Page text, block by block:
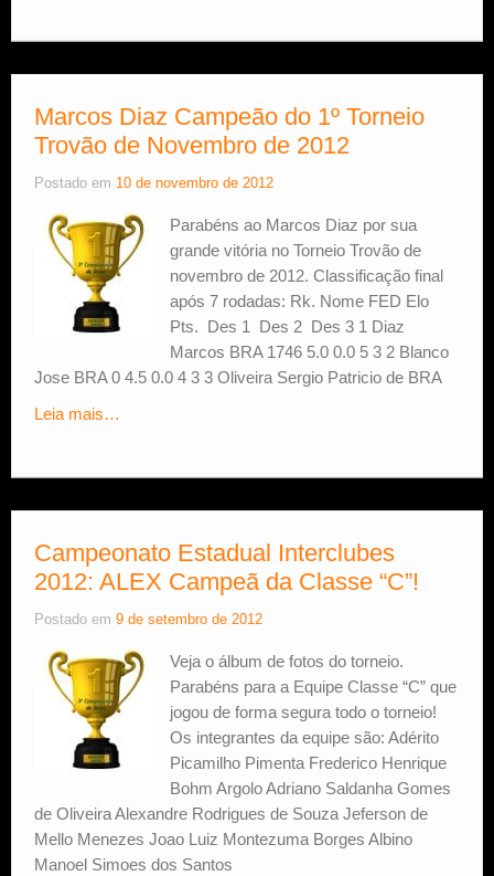
Marcos Diaz Campeão do 1º Torneio
Trovão de Novembro de 2012
Postado em 10 de novembro de 2012
Parabéns ao Marcos Diaz por sua
grande vitória no Torneio Trovão de
novembro de 2012. Classificação final
após 7 rodadas: Rk. Nome FED Elo
Pts. Des 1 Des 2 Des 3 1 Diaz
Marcos BRA 1746 5.0 0.0 5 3 2 Blanco
Jose BRA 0 4.5 0.0 4 3 3 Oliveira Sergio Patricio de BRA
Leia mais…
Campeonato Estadual Interclubes
2012: ALEX Campeã da Classe “C”!
Postado em 9 de setembro de 2012
Veja o álbum de fotos do torneio.
Parabéns para a Equipe Classe “C” que
jogou de forma segura todo o torneio!
Os integrantes da equipe são: Adérito
Picamilho Pimenta Frederico Henrique
Bohm Argolo Adriano Saldanha Gomes
de Oliveira Alexandre Rodrigues de Souza Jeferson de
Mello Menezes Joao Luiz Montezuma Borges Albino
Manoel Simoes dos Santos